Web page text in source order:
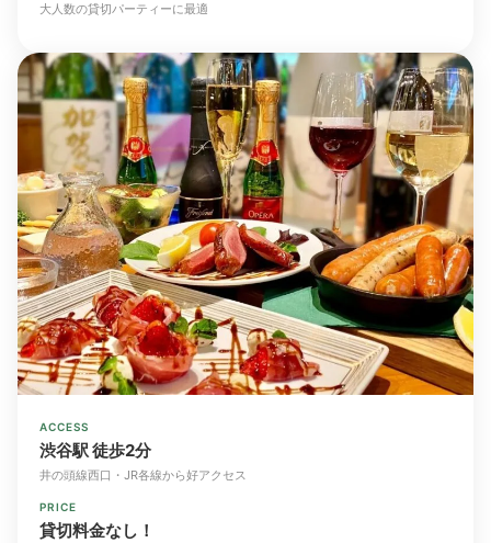
大人数の貸切パーティーに最適
ACCESS
渋谷駅 徒歩2分
井の頭線西口・JR各線から好アクセス
PRICE
貸切料金なし！